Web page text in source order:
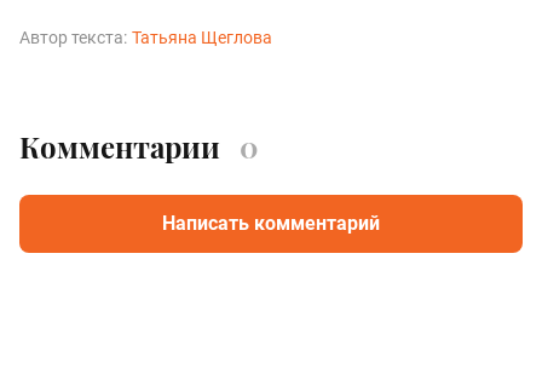
Автор текста: Татьяна Щеглова
Комментарии 0
Написать комментарий